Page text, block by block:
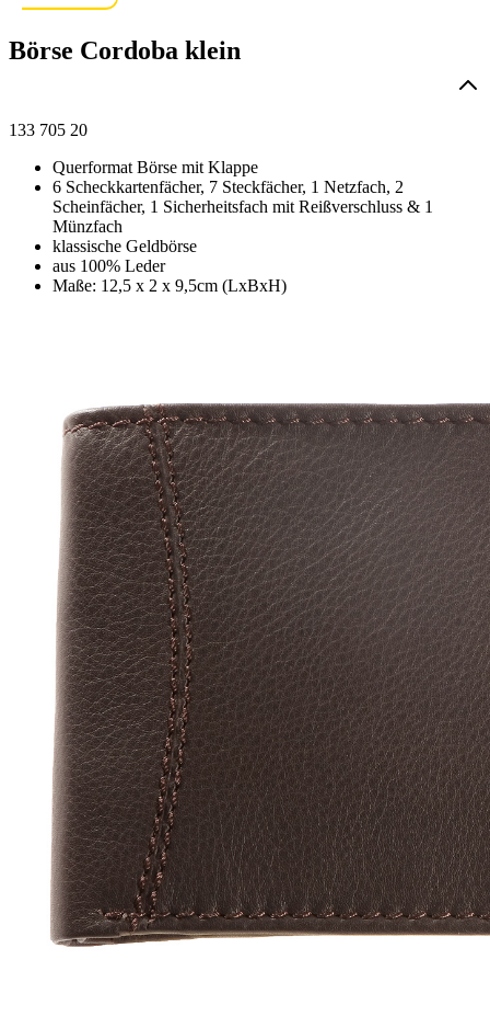
Börse Cordoba klein
133 705 20
Querformat Börse mit Klappe
6 Scheckkartenfächer, 7 Steckfächer, 1 Netzfach, 2
Scheinfächer, 1 Sicherheitsfach mit Reißverschluss & 1
Münzfach
klassische Geldbörse
aus 100% Leder
Maße: 12,5 x 2 x 9,5cm (LxBxH)